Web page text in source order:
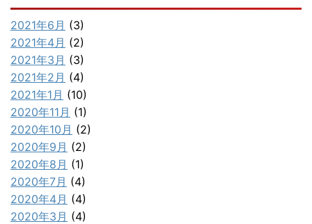
2021年6月 (3)
2021年4月 (2)
2021年3月 (3)
2021年2月 (4)
2021年1月 (10)
2020年11月 (1)
2020年10月 (2)
2020年9月 (2)
2020年8月 (1)
2020年7月 (4)
2020年4月 (4)
2020年3月 (4)